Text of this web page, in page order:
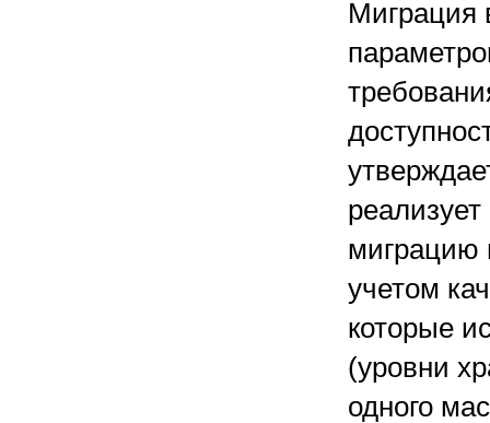
Миграция
миграцию
учетом
которые
(уровни
одного